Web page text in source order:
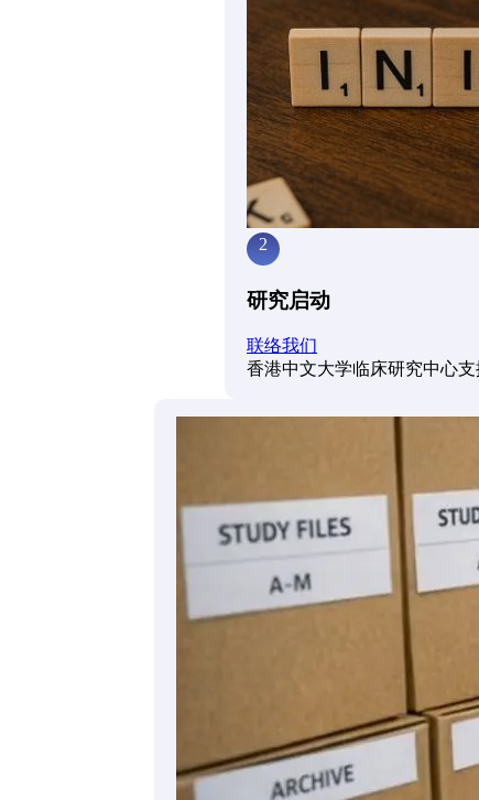
2
研究启动
联络我们
香港中文大学临床研究中心